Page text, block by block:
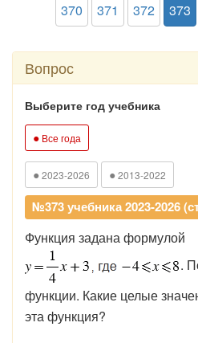
370 371 372 373
Вопрос
Выберите год учебника
● Все года
● 2023-2026 ● 2013-2022
№373 учебника 2023-2026
Функция задана формулой
.
функции. Какие целые
эта функция?